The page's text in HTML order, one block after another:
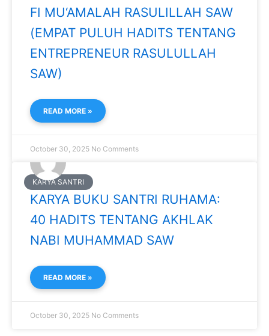
FI MU‘AMALAH RASULILLAH SAW
(EMPAT PULUH HADITS TENTANG
ENTREPRENEUR RASULULLAH
SAW)
READ MORE »
October 30, 2025 No Comments
KARYA SANTRI
KARYA BUKU SANTRI RUHAMA:
40 HADITS TENTANG AKHLAK
NABI MUHAMMAD SAW
READ MORE »
October 30, 2025 No Comments